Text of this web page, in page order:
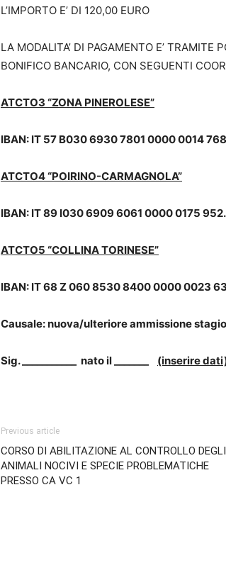
L’IMPORTO E’ DI 120,00 EURO
LA MODALITA’ DI PAGAMENTO E’ TRAMITE
BONIFICO BANCARIO, CON SEGUENTI
ATCTO3 “ZONA PINEROLESE”
IBAN: IT 57 B030 6930 7801 0000 0014 768
ATCTO4 “POIRINO-CARMAGNOLA”
IBAN: IT 89 I030 6909 6061 0000 0175 952.
ATCTO5 “COLLINA TORINESE”
IBAN: IT 68 Z 060 8530 8400 0000 0023
Causale: nuova/ulteriore ammissione
Sig. ___________ nato il _______ (inserire
Previous article
CORSO DI ABILITAZIONE AL CONTROLLO DEGLI
ANIMALI NOCIVI E SPECIE PROBLEMATICHE
PRESSO CA VC 1